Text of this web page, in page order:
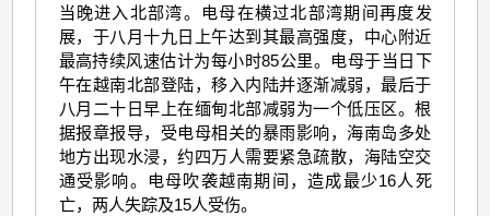
当晚进入北部湾。电母在横过北部湾期间再度发
展，于八月十九日上午达到其最高强度，中心附近
最高持续风速估计为每小时85公里。电母于当日下
午在越南北部登陆，移入内陆并逐渐减弱，最后于
八月二十日早上在缅甸北部减弱为一个低压区。根
据报章报导，受电母相关的暴雨影响，海南岛多处
地方出现水浸，约四万人需要紧急疏散，海陆空交
通受影响。电母吹袭越南期间，造成最少16人死
亡，两人失踪及15人受伤。